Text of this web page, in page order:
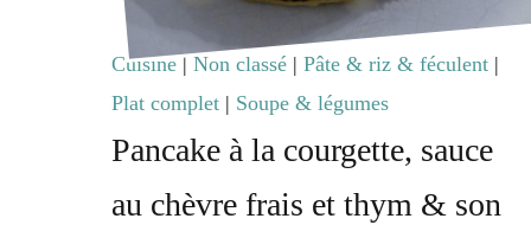
Cuisine | Non classé | Pâte & riz & féculent |
Plat complet | Soupe & légumes
Pancake à la courgette, sauce
au chèvre frais et thym & son